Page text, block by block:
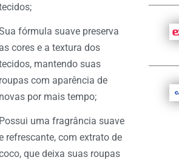
fórmula suave preserva
as cores e a textura dos
mantendo suas
roupas com aparência de
novas por mais tempo;
Possui uma fragrância suave
refrescante, com extrato de
que deixa suas roupas